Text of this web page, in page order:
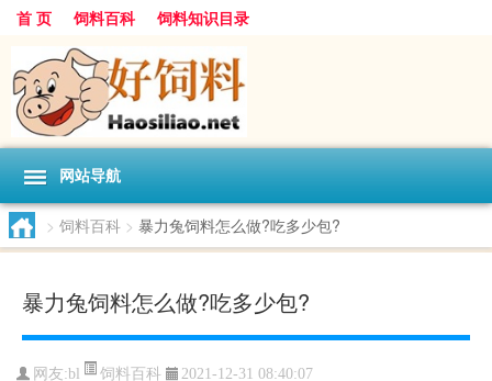
首 页 饲料百科 饲料知识目录
网站导航
> 饲料百科 > 暴力兔饲料怎么做?吃多少包?
暴力兔饲料怎么做?吃多少包?
网友:bl 饲料百科 2021-12-31 08:40:07